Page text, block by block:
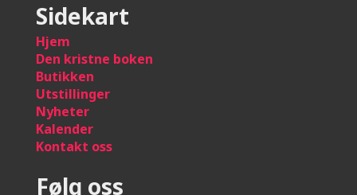
Sidekart
Hjem
Den kristne boken
Butikken
Utstillinger
Nyheter
Kalender
Kontakt oss
Følg oss